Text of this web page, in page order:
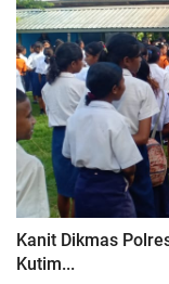
Kanit Dikmas
Kutim...